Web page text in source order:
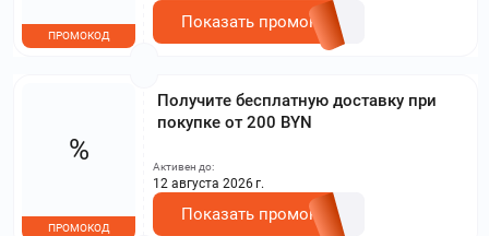
ПРОМОКОД
Показать промокод
Получите бесплатную доставку при
покупке от 200 BYN
%
ПРОМОКОД
Активен до:
12 августа 2026 г.
Показать промокод